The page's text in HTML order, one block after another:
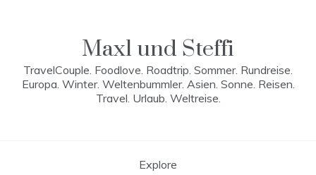
Maxl und Steffi
TravelCouple. Foodlove. Roadtrip. Sommer. Rundreise.
Europa. Winter. Weltenbummler. Asien. Sonne. Reisen.
Travel. Urlaub. Weltreise.
Explore